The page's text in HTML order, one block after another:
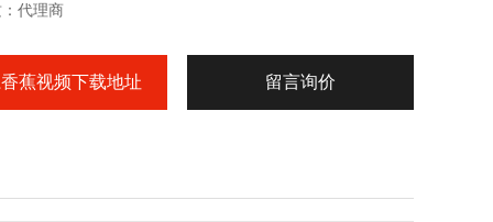
：代理商
蕉视频下载地址 留言询价